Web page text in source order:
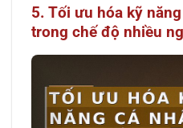
5. Tối ưu hóa kỹ
trong chế độ nhiều